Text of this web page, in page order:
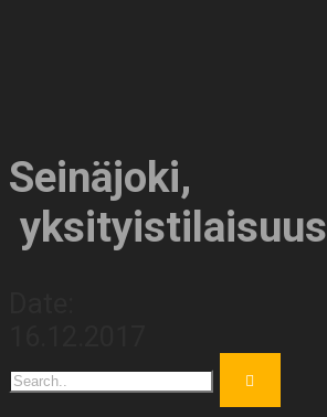
Seinäjoki,
yksityistilaisuus